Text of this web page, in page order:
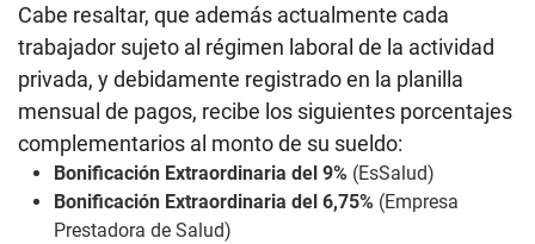
Cabe resaltar, que además actualmente cada
trabajador sujeto al régimen laboral de la actividad
privada, y debidamente registrado en la planilla
mensual de pagos, recibe los siguientes porcentajes
complementarios al monto de su sueldo:
Bonificación Extraordinaria del 9% (EsSalud)
Bonificación Extraordinaria del 6,75% (Empresa
Prestadora de Salud)